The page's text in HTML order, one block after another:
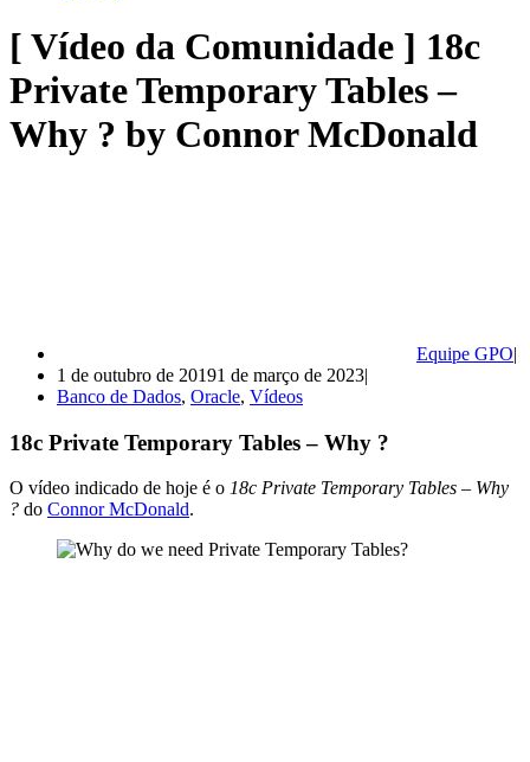
[ Vídeo da Comunidade ] 18c
Private Temporary Tables –
Why ? by Connor McDonald
Equipe GPO
1 de outubro de 20191 de março de 2023
Banco de Dados, Oracle, Vídeos
18c Private Temporary Tables – Why ?
O vídeo indicado de hoje é o 18c Private Temporary Tables – Why
? do Connor McDonald.